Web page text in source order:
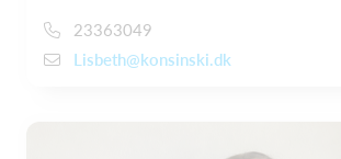
23363049
Lisbeth@konsinski.dk